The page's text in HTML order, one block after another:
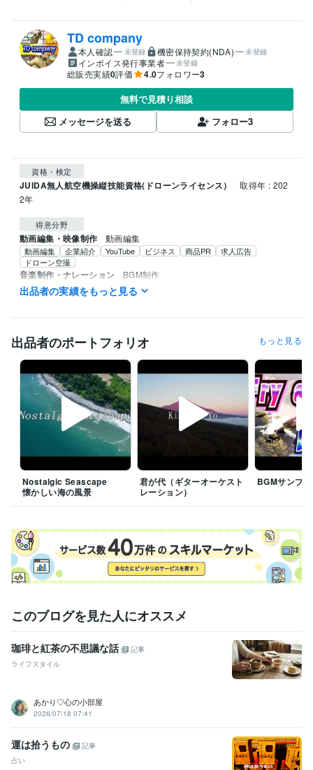
TD company
本人確認 未登録 機密保持契約(NDA) 未登録
インボイス発行事業者 未登録
総販売実績0評価 4.0フォロワー3
無料で見積り相談
メッセージを送る
フォロー3
資格・検定
JUIDA無人航空機操縦技能資格(ドローンライセンス）
取得年 : 202
2年
得意分野
動画編集・映像制作 動画編集
動画編集 企業紹介 YouTube ビジネス 商品PR
求人広告
ドローン空撮
音楽制作・ナレーション BGM制作
YouTube TikTok ミュージックビデオ
オリジナルBGM
出品者の実績をもっと見る
出品者のポートフォリオ もっと見る
Nostalgic Seascape
懐かしい海の風景
君が代（ギターオーケスト
レーション）
BGMサンプル
このブログを見た人にオススメ
珈琲と紅茶の不思議な話
記事
ライフスタイル
あかり♡心の小部屋
2026/07/18 07:41
運は拾うもの
記事
占い